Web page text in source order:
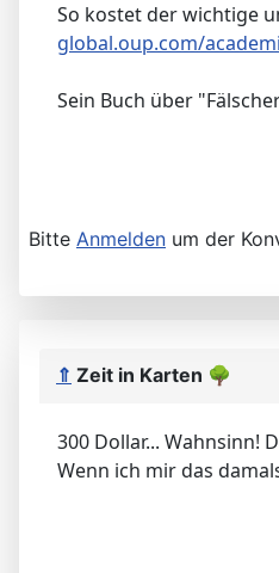
So kostet der wichtige
global.oup.com/
Sein Buch über
Bitte Anmelden um der
⇑ Zeit in Karten 🌳
300 Dollar... Wahnsinn!
Wenn ich mir das